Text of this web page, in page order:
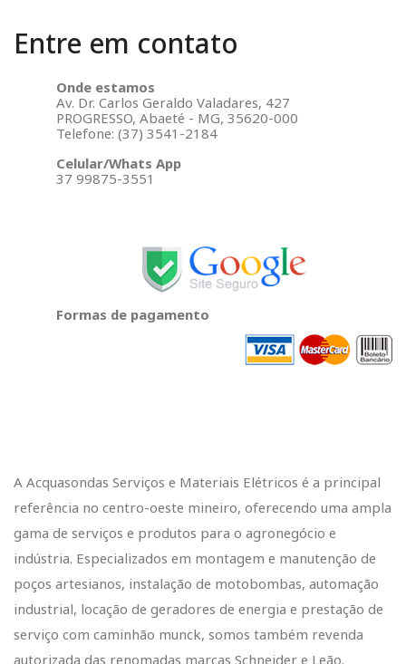
Entre em contato
Onde estamos
Av. Dr. Carlos Geraldo Valadares, 427
PROGRESSO, Abaeté - MG, 35620-000
Telefone: (37) 3541-2184
Celular/Whats App
37 99875-3551
Formas de pagamento
A Acquasondas Serviços e Materiais Elétricos é a principal
referência no centro-oeste mineiro, oferecendo uma ampla
gama de serviços e produtos para o agronegócio e
indústria. Especializados em montagem e manutenção de
poços artesianos, instalação de motobombas, automação
industrial, locação de geradores de energia e prestação de
serviço com caminhão munck, somos também revenda
autorizada das renomadas marcas Schneider e Leão.